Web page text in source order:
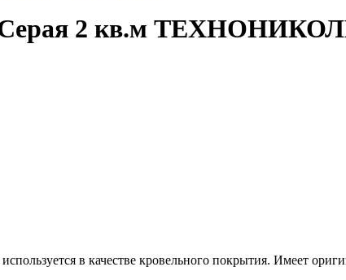
2 кв.м ТЕХНОНИКОЛЬ
в качестве кровельного покрытия. Имеет